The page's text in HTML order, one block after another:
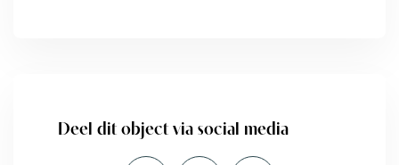
Deel dit object via social media